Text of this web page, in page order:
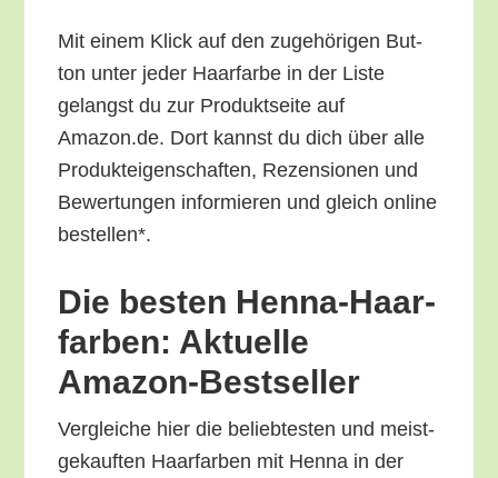
Mit einem Klick auf den zuge­hö­ri­gen But­
ton unter jeder Haar­far­be in der Lis­te
gelangst du zur Pro­dukt­sei­te auf
Amazon.de. Dort kannst du dich über alle
Pro­duk­tei­gen­schaf­ten, Rezen­sio­nen und
Bewer­tun­gen infor­mie­ren und gleich online
bestellen*.
Die bes­ten Hen­na-Haar­
far­ben: Aktu­el­le
Amazon-Bestseller
Ver­glei­che hier die belieb­tes­ten und meist­
ge­kauf­ten Haar­far­ben mit Hen­na in der